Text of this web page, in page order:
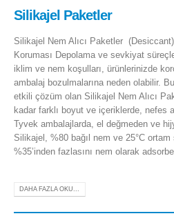
Silikajel Paketler
Silikajel Nem Alıcı Paketler
Koruması Depolama ve sevkiyat
iklim ve nem koşulları, ürünlerinizde
ambalaj bozulmalarına neden olabilir.
etkili çözüm olan Silikajel Nem Alıcı
kadar farklı boyut ve içeriklerde, nefes
Tyvek ambalajlarda, el değmeden ve
Silikajel, %80 bağıl nem ve 25°C ortam
%35’inden fazlasını nem olarak
DAHA FAZLA OKU...